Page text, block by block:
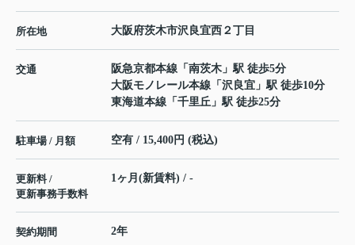
所在地 大阪府茨木市沢良宜西 ２丁目
交通 阪急京都本線 「 南茨木 」駅 徒歩5分
大阪モノレール本線 「 沢良宜 」駅 徒歩10分
東海道本線 「 千里丘 」駅 徒歩25分
駐車場 / 月額 空有 / 15,400円 (税込)
更新料 /
更新事務手数料
1ヶ月(新賃料) / -
契約期間 2年